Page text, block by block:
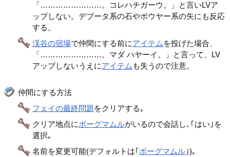
「……………………。コレハチガーウ。」と言いLVア
ップしない。デブータ系の石やボウヤー系の矢にも反応
する。
渓谷の宿場で仲間にする前にアイテム を投げた場合、
「……………………。マダ ハヤーイ。」と言って、LV
アップしないうえにアイテム も失うので注意。
仲間にする方法
フェイの最終問題 をクリアする｡
クリア地点にボーグマムルがいるので会話し､｢はい｣を
選択｡
名前を変更可能(デフォルトは｢ボーグマムル ｣)｡